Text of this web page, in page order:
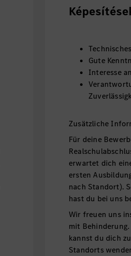
Gute
Interesse
Zusätzliche
Für deine
erwartet dich
ersten
nach Standort).
hast du bei uns
Wir freuen uns
mit
kannst du dich
Standorts